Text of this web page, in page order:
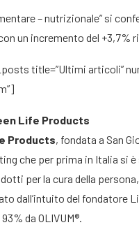
– nutrizionale” si
un incremento del +3,7%
title=”Ultimi articoli”
Life Products
Products, fondata a San
che per prima in Italia si
per la cura della
dall’intuito del fondatore
da OLIVUM®.